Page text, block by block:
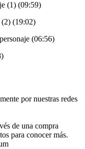
(1) (09:59)
(19:02)
(06:56)
por nuestras redes
de una compra
para conocer más.